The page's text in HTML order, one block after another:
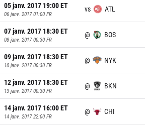
05 janv. 2017 19:00ET
06 janv. 2017 01:00 FR
vs ATL
07 janv. 2017 18:30ET
08 janv. 2017 00:30 FR
@ BOS
09 janv. 2017 18:30ET
10 janv. 2017 00:30 FR
@ NYK
12 janv. 2017 18:30ET
13 janv. 2017 00:30 FR
@ BKN
14 janv. 2017 16:00ET
14 janv. 2017 22:00 FR
@ CHI